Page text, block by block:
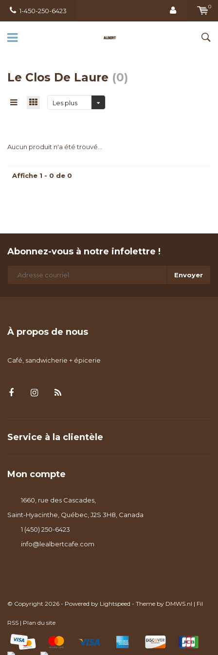
1-450-250-6423
0
Le Clos De Laure (0)
Les plus
Aucun produit n'a été trouvé...
Affiche 1 - 0 de 0
Abonnez-vous à notre infolettre !
Envoyer
À propos de nous
Café, sandwicherie + épicerie
Service à la clientèle
Mon compte
1660, rue des Cascades,
Saint-Hyacinthe, Québec, J2S 3H8, Canada
1 (450) 250-6423
info@lealbertcafe.com
© Copyright 2026 - Powered by Lightspeed - Theme by DMWS.nl | Fil
RSS | Plan du site